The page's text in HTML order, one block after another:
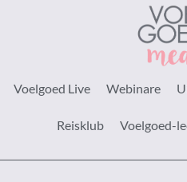
Voelgoed Live Webinare
Reisklub Voelgoed-